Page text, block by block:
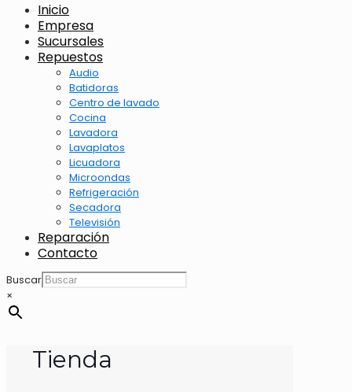
Inicio
Empresa
Sucursales
Repuestos
Audio
Batidoras
Centro de lavado
Cocina
Lavadora
Lavaplatos
Licuadora
Microondas
Refrigeración
Secadora
Televisión
Reparación
Contacto
Buscar
×
Tienda